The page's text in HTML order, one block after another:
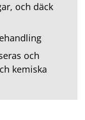
och däck
och
kemiska